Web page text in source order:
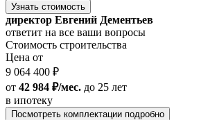
Узнать стоимость
директор Евгений Дементьев
ответит на все ваши вопросы
Стоимость строительства
Цена от
9 064 400 ₽
от 42 984 ₽/мес. до 25 лет
в ипотеку
Посмотреть комплектации подробно